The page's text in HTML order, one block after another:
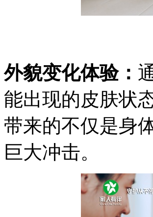
外貌变化体验：
能出现的皮肤状
带来的不仅是身
巨大冲击。